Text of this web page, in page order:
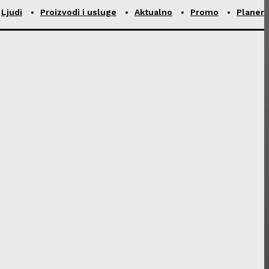
Ljudi Proizvodi i usluge Aktualno Promo Planer